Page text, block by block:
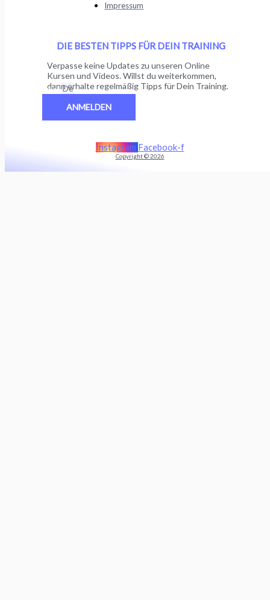
Impressum
DIE BESTEN TIPPS FÜR DEIN TRAINING
Verpasse keine Updates zu unseren Online
Kursen und Videos. Willst du weiterkommen,
dann erhalte regelmäßig Tipps für Dein Training.
Email
ANMELDEN
Instagram Facebook-f
Copyright © 2026